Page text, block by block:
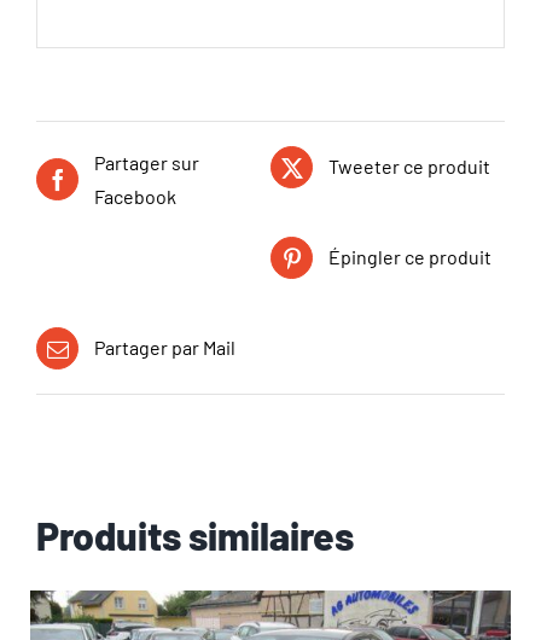
Partager sur
Facebook
Tweeter ce produit
Épingler ce produit
Partager par Mail
Produits similaires